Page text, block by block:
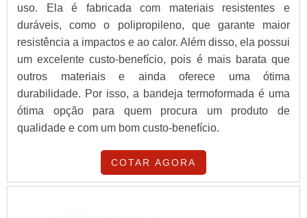
uso. Ela é fabricada com materiais resistentes e
duráveis, como o polipropileno, que garante maior
resistência a impactos e ao calor. Além disso, ela possui
um excelente custo-benefício, pois é mais barata que
outros materiais e ainda oferece uma ótima
durabilidade. Por isso, a bandeja termoformada é uma
ótima opção para quem procura um produto de
qualidade e com um bom custo-benefício.
COTAR AGORA